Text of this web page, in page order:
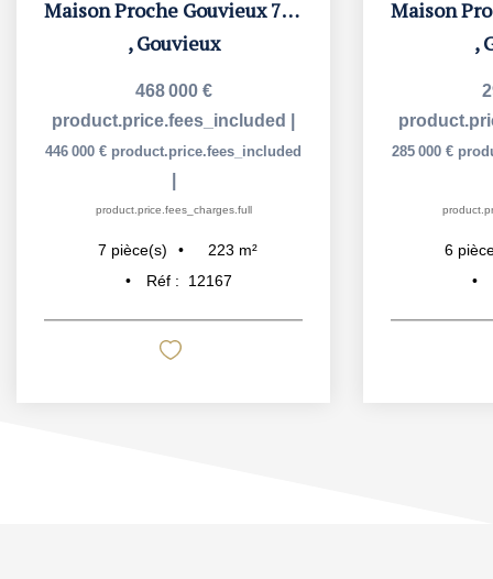
Maison Proche Gouvieux 7 pièce(s) 220 m2
,Gouvieux
468 000 €
product.price.fees_included
446 000 € product.price.fees_included
product.price.fees_charges.full
7 pièce(s) 223 m²
Réf :
12167
,
285 000 €
6